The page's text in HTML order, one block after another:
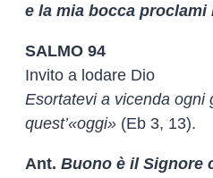
e la mia bocca proclami
SALMO 94
Invito a lodare Dio
Esortatevi a vicenda ogni
quest’«oggi» (Eb 3, 13).
Ant. Buono è il Signore